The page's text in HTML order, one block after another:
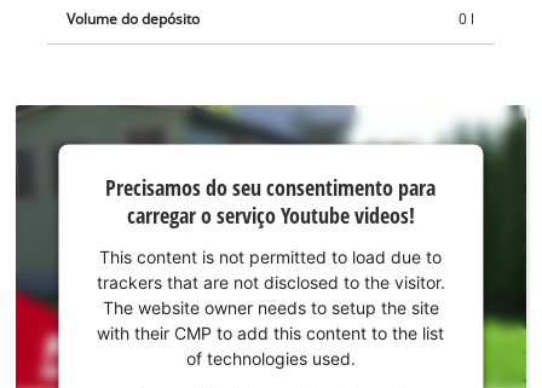
Volume do depósito 0 l
consentimento
para carregar o
serviço
Youtube!
This
content
Precisamos do seu consentimento para
carregar o serviço Youtube videos!
This content is not permitted to load due to
trackers that are not disclosed to the visitor.
The website owner needs to setup the site
with their CMP to add this content to the list
of technologies used.